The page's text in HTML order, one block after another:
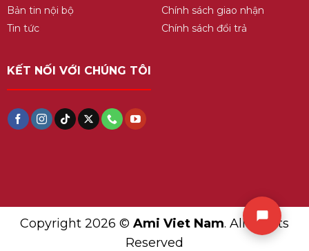
Bản tin nội bộ
Tin tức
Chính sách giao nhận
Chính sách đổi trả
KẾT NỐI VỚI CHÚNG TÔI
Copyright 2026 © Ami Viet Nam. All Rights
Reserved